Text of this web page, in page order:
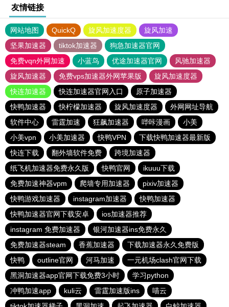
友情链接
网站地图 QuickQ 旋风加速度器
旋风加速
坚果加速器
tiktok加速器
狗急加速器官网
免费vqn外网加速
小蓝鸟 优途加速器官网
风驰加速器
旋风加速器
免费vps加速器外网苹果版
旋风加速度器
快连加速器
快连加速器官网入口
原子加速器
快鸭加速器
快柠檬加速器 旋风加速度器
外网网址导航
软件中心
雷霆加速 狂飙加速器 哔咔漫画
小美
小美vpn
小美加速器 快鸭VPN
下载快鸭加速器最新版
快连下载
翻外墙软件免费
跨境加速器
纸飞机加速器免费永久版
快鸭官网
ikuuu下载
免费加速神器vpm
爬墙专用加速器
pixiv加速器
快鸭游戏加速器
instagram加速器
快鸭加速器
快鸭加速器官网下载安卓
ios加速器推荐
instagram 免费加速器
银河加速器ins免费永久
免费加速器steam
香蕉加速器
下载加速器永久免费版
快鸭
outline官网 河马加速
一元机场clash官网下载
黑洞加速器app官网下载免费3小时
学习python
冲鸭加速app
kuli云 雷霆加速版ins
喵云